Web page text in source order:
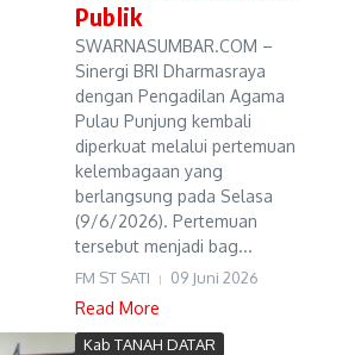
Publik
SWARNASUMBAR.COM –
Sinergi BRI Dharmasraya
dengan Pengadilan Agama
Pulau Punjung kembali
diperkuat melalui pertemuan
kelembagaan yang
berlangsung pada Selasa
(9/6/2026). Pertemuan
tersebut menjadi bag...
FM ST SATI 09 Juni 2026
Read More
Kab TANAH DATAR